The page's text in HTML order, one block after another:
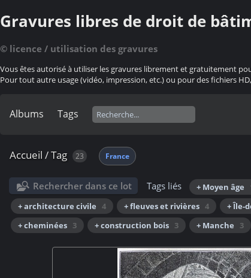
Gravures libres de droit de
© licence / utilisation des gravures
Vous êtes autorisé à utiliser les gravures librement et gratuitement
Pour tout autre usage (vidéo, impression, etc.) ou pour des fichiers
Albums Tags
Accueil /Tag 23 France
Rechercher dans ce lot Tags liés + Moyen âge
+ architecture civile 4 + fleuves et rivières 4 + Île-
+ cheminées 3 + construction bois 3 + Manche 3